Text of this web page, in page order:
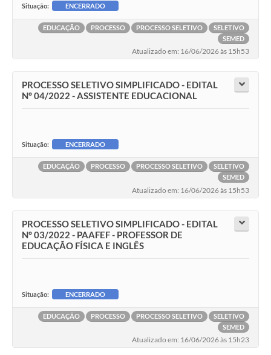
Situação: ENCERRADO
EDUCAÇÃO PROCESSO PROCESSO SELETIVO
SELETIVO
SEMED
Atualizado em: 16/06/2026 às 15h53
PROCESSO SELETIVO SIMPLIFICADO - EDITAL
N° 04/2022 - ASSISTENTE EDUCACIONAL
Situação: ENCERRADO
EDUCAÇÃO PROCESSO PROCESSO SELETIVO
SELETIVO
SEMED
Atualizado em: 16/06/2026 às 15h53
PROCESSO SELETIVO SIMPLIFICADO - EDITAL
N° 03/2022 - PAAFEF - PROFESSOR DE
EDUCAÇÃO FÍSICA E INGLÊS
Situação: ENCERRADO
EDUCAÇÃO PROCESSO PROCESSO SELETIVO
SELETIVO
SEMED
Atualizado em: 16/06/2026 às 15h23